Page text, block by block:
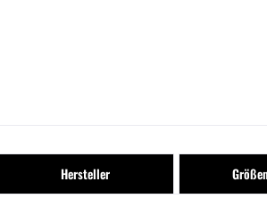
Hersteller